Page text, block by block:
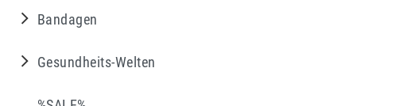
Bandagen
Gesundheits-Welten